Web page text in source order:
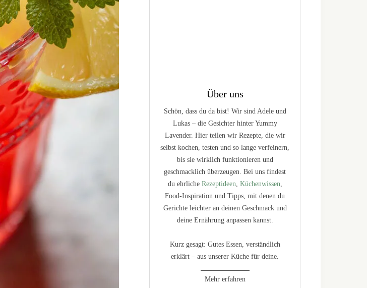
Über uns
Schön, dass du da bist! Wir sind Adele und
Lukas – die Gesichter hinter Yummy
Lavender. Hier teilen wir Rezepte, die wir
selbst kochen, testen und so lange verfeinern,
bis sie wirklich funktionieren und
geschmacklich überzeugen. Bei uns findest
du ehrliche Rezeptideen Küchenwissen
Food-Inspiration und Tipps, mit denen du
Gerichte leichter an deinen Geschmack und
deine Ernährung anpassen kannst.
Kurz gesagt: Gutes Essen, verständlich
erklärt – aus unserer Küche für deine.
Mehr erfahren